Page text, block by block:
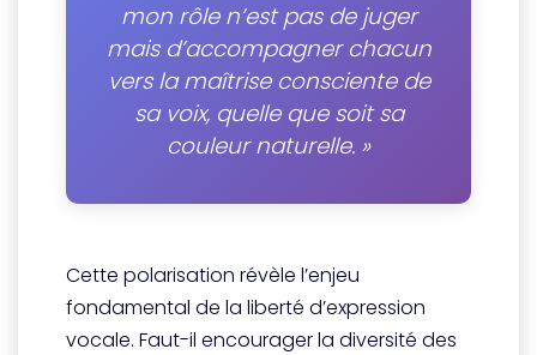
mon rôle n’est pas de juger
mais d’accompagner chacun
vers la maîtrise consciente de
sa voix, quelle que soit sa
couleur naturelle. »
Cette polarisation révèle l’enjeu
fondamental de la liberté d’expression
vocale. Faut-il encourager la diversité des